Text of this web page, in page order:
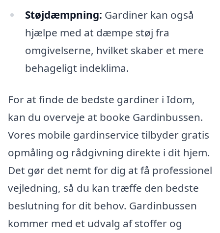
Støjdæmpning: Gardiner kan også
hjælpe med at dæmpe støj fra
omgivelserne, hvilket skaber et mere
behageligt indeklima.
For at finde de bedste gardiner i Idom,
kan du overveje at booke Gardinbussen.
Vores mobile gardinservice tilbyder gratis
opmåling og rådgivning direkte i dit hjem.
Det gør det nemt for dig at få professionel
vejledning, så du kan træffe den bedste
beslutning for dit behov. Gardinbussen
kommer med et udvalg af stoffer og